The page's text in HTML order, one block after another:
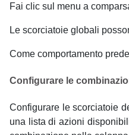
Fai clic sul menu a
Le scorciatoie globali
Come comportamento
Configurare le
Configurare le scorciatoie
una lista di azioni